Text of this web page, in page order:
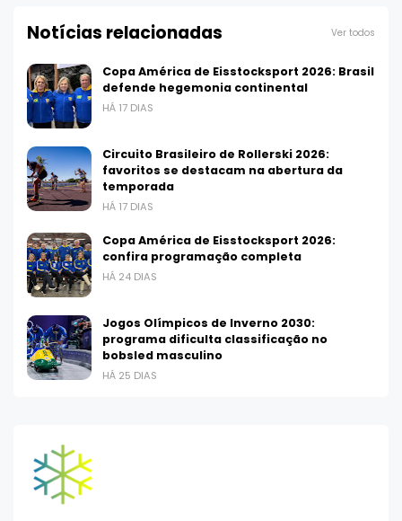
Notícias relacionadas Ver todos
Copa América de Eisstocksport 2026: Brasil
defende hegemonia continental
HÁ 17 DIAS
Circuito Brasileiro de Rollerski 2026:
favoritos se destacam na abertura da
temporada
HÁ 17 DIAS
Copa América de Eisstocksport 2026:
confira programação completa
HÁ 24 DIAS
Jogos Olímpicos de Inverno 2030:
programa dificulta classificação no
bobsled masculino
HÁ 25 DIAS